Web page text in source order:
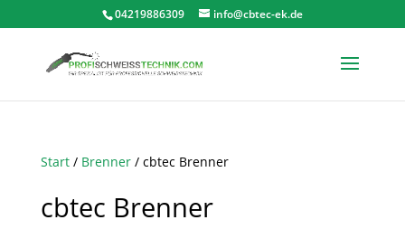
04219886309 info@cbtec-ek.de
Start/ Brenner/ cbtec Brenner
cbtec Brenner